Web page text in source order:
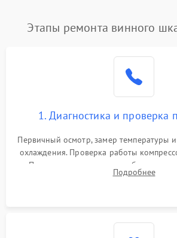
Этапы ремонта винного
1. Диагностика и проверка
Первичный осмотр, замер температуры
охлаждения. Проверка работы
Пельтье, оценка уровня вибрации и
ошибок с модуля
Подробнее